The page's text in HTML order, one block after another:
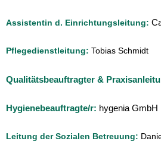
Assistentin d. Einrichtungsleitung:
Pflegedienstleitung: Tobias Schmidt
Qualitätsbeauftragter &
Hygienebeauftragte/r: hygenia GmbH
Leitung der Sozialen Betreuung: